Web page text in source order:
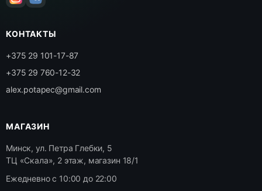
КОНТАКТЫ
+375 29 101-17-87
+375 29 760-12-32
alex.potapec@gmail.com
МАГАЗИН
Минск, ул. Петра Глебки, 5
ТЦ «Скала», 2 этаж, магазин 18/1
Ежедневно с 10:00 до 22:00